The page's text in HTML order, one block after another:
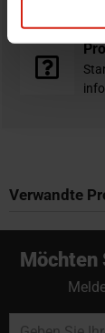
Verwandte
Möchten